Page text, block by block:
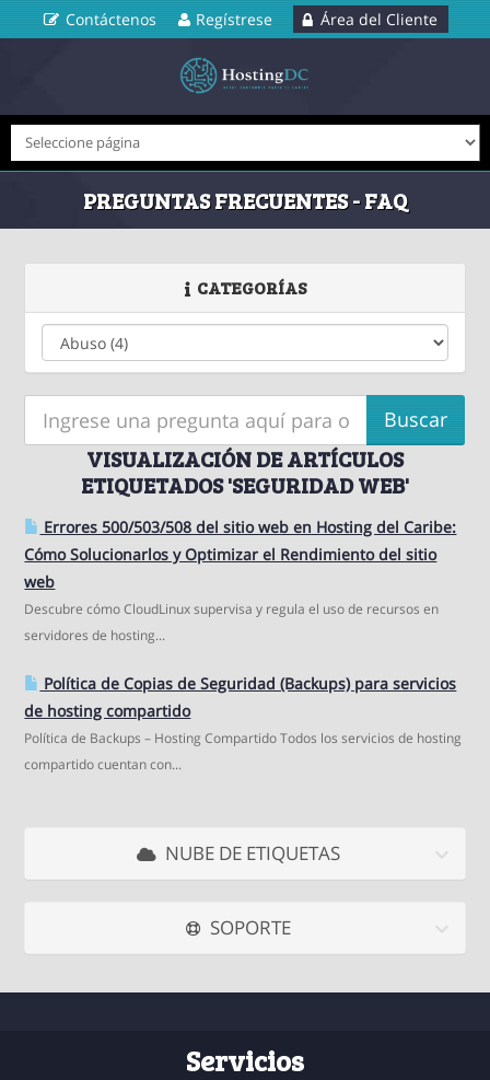
Contáctenos Regístrese Área del Cliente
PREGUNTAS FRECUENTES - FAQ
CATEGORÍAS
VISUALIZACIÓN DE ARTÍCULOS
ETIQUETADOS 'SEGURIDAD WEB'
Errores 500/503/508 del sitio web en Hosting del Caribe:
Cómo Solucionarlos y Optimizar el Rendimiento del sitio
web
Descubre cómo CloudLinux supervisa y regula el uso de recursos en
servidores de hosting...
Política de Copias de Seguridad (Backups) para servicios
de hosting compartido
Política de Backups – Hosting Compartido Todos los servicios de hosting
compartido cuentan con...
NUBE DE ETIQUETAS
SOPORTE
Servicios